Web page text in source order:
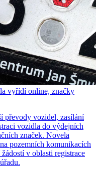
vyřídí online, značky
převody vozidel, zasílání
vozidla do výdejních
značek. Novela
pozemních komunikacích
v oblasti registrace